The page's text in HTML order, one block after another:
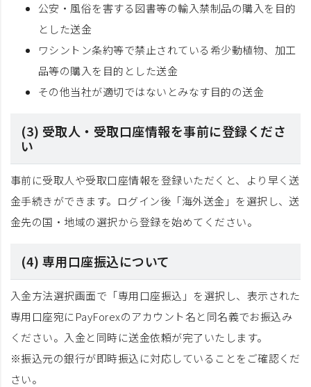
公安・風俗を害する図書等の輸入禁制品の購入を目的
とした送金
ワシントン条約等で禁止されている希少動植物、加工
品等の購入を目的とした送金
その他当社が適切ではないとみなす目的の送金
(3) 受取人・受取口座情報を事前に登録くださ
い
事前に受取人や受取口座情報を登録いただくと、より早く送
金手続きができます。ログイン後「海外送金」を選択し、送
金先の国・地域の選択から登録を始めてください。
(4) 専用口座振込について
入金方法選択画面で「専用口座振込」を選択し、表示された
専用口座宛にPayForexのアカウント名と同名義でお振込み
ください。入金と同時に送金依頼が完了いたします。
※振込元の銀行が即時振込に対応していることをご確認くだ
さい。